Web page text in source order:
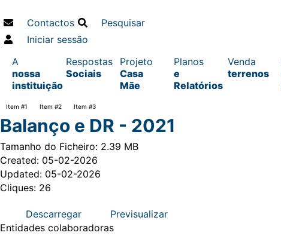
Contactos
Pesquisar
Iniciar sessão
A
nossa
instituição
Respostas
Sociais
Projeto
Casa
Mãe
Planos
e
Relatórios
Venda
terrenos
Item #1 Item #2 Item #3
Balanço e DR - 2021
Tamanho do Ficheiro: 2.39 MB
Created: 05-02-2026
Updated: 05-02-2026
Cliques: 26
Descarregar
Previsualizar
Entidades colaboradoras